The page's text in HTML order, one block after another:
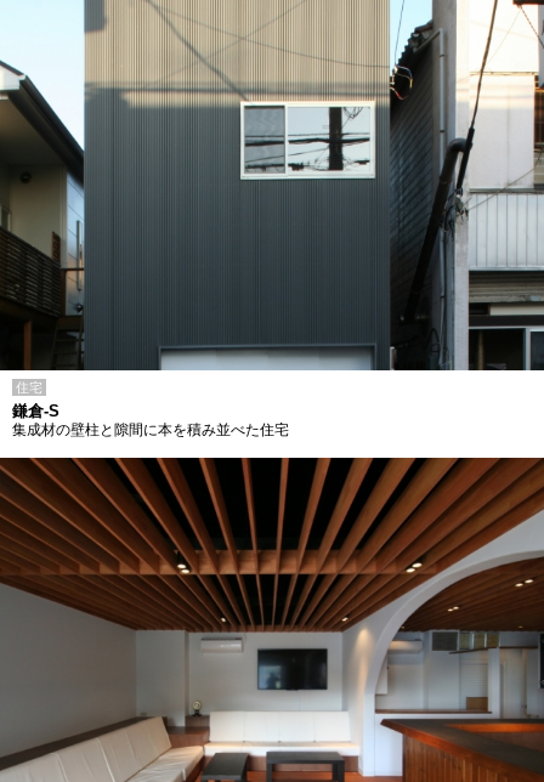
住宅
鎌倉-S
集成材の壁柱と隙間に本を積み並べた住宅